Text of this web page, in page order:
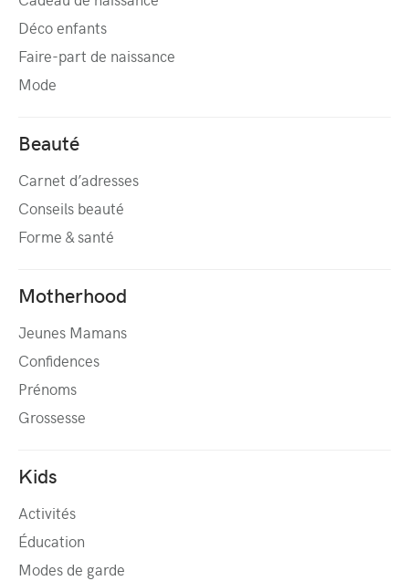
Déco enfants
Faire-part de naissance
Mode
Beauté
Carnet d’adresses
Conseils beauté
Forme & santé
Motherhood
Jeunes Mamans
Confidences
Prénoms
Grossesse
Kids
Activités
Éducation
Modes de garde